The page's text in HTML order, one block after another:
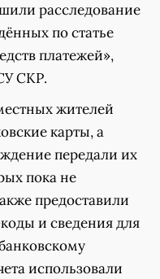
расследование
по статье
платежей»,
СКР.
жителей
карты, а
передали их
пока не
предоставили
и сведения для
использовали